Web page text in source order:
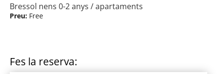
Bressol nens 0-2 anys / apartaments
Preu: Free
Fes la reserva: